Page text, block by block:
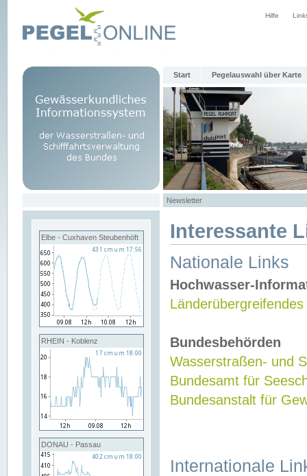
Hilfe
Start Pegelauswahl über Karte
Newsletter
Elbe - Cuxhaven Steubenhöft
RHEIN - Koblenz
DONAU - Passau
Interessante
Nationale Links
Hochwasser-
Bundesbehörden
Wasserstraßen- und
Bundesamt für
Bundesanstalt für
Internationale